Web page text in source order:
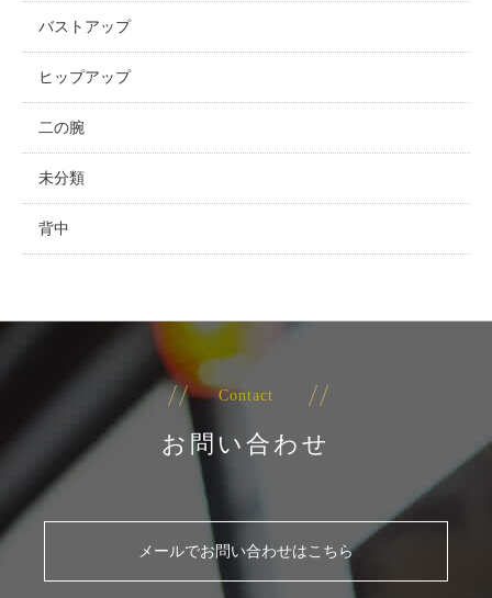
バストアップ
ヒップアップ
二の腕
未分類
背中
Contact
お問い合わせ
メールでお問い合わせはこちら